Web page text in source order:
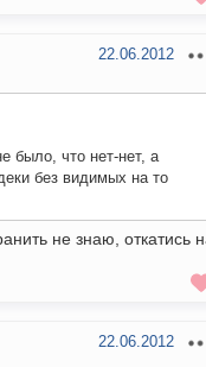
22.06.2012
было, что нет-нет, а
без видимых на то
не знаю, откатись
22.06.2012